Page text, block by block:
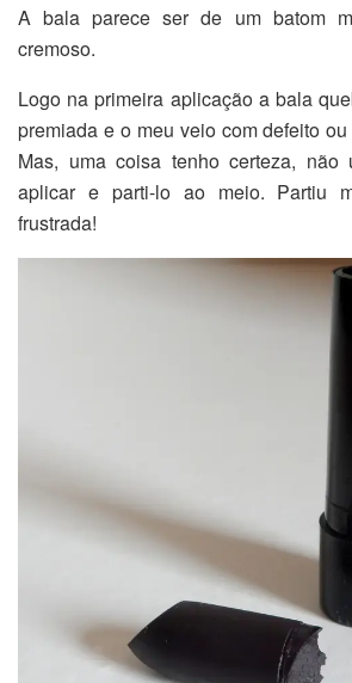
A bala parece ser de um batom
cremoso.
Logo na primeira aplicação a bala
premiada e o meu veio com defeito
Mas, uma coisa tenho certeza,
aplicar e parti-lo ao meio. Partiu
frustrada!